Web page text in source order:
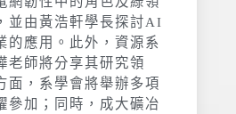
網韌性中的角色及綠領
並由黃浩軒學長探討AI
的應用。此外，資源系
老師將分享其研究領
面，系學會將舉辦多項
參加；同時，成大礦冶